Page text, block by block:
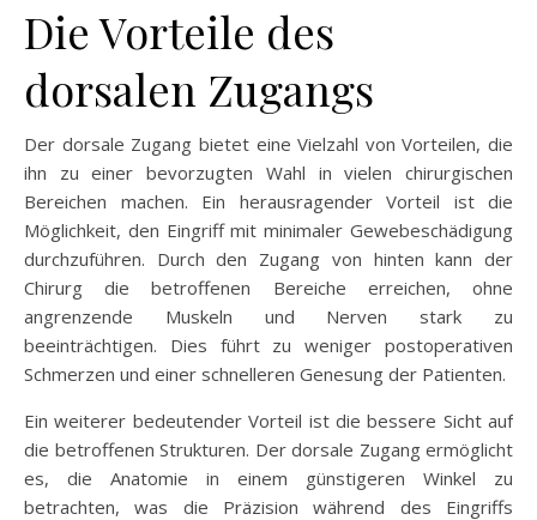
Die Vorteile des
dorsalen Zugangs
Der dorsale Zugang bietet eine Vielzahl von Vorteilen, die
ihn zu einer bevorzugten Wahl in vielen chirurgischen
Bereichen machen. Ein herausragender Vorteil ist die
Möglichkeit, den Eingriff mit minimaler Gewebeschädigung
durchzuführen. Durch den Zugang von hinten kann der
Chirurg die betroffenen Bereiche erreichen, ohne
angrenzende Muskeln und Nerven stark zu
beeinträchtigen. Dies führt zu weniger postoperativen
Schmerzen und einer schnelleren Genesung der Patienten.
Ein weiterer bedeutender Vorteil ist die bessere Sicht auf
die betroffenen Strukturen. Der dorsale Zugang ermöglicht
es, die Anatomie in einem günstigeren Winkel zu
betrachten, was die Präzision während des Eingriffs